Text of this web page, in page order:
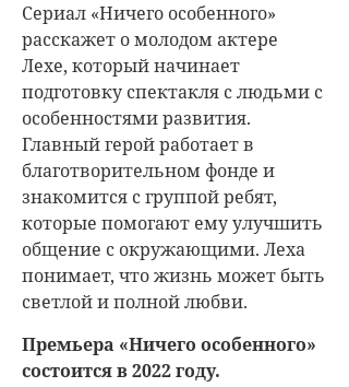
Сериал «Ничего особенного»
расскажет о молодом актере
Лехе, который начинает
подготовку спектакля с людьми с
особенностями развития.
Главный герой работает в
благотворительном фонде и
знакомится с группой ребят,
которые помогают ему улучшить
общение с окружающими. Леха
понимает, что жизнь может быть
светлой и полной любви.
Премьера «Ничего особенного»
состоится в 2022 году.